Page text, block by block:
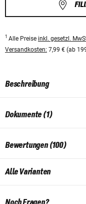
1 Alle Preise inkl. gesetzl.
Versandkosten: 7,99 € (ab
Beschreibung
Dokumente (1)
Bewertungen (100)
Alle Varianten